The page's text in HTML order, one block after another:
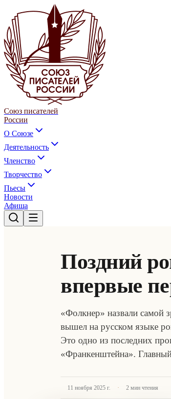
Союз писателей
России
О Союзе
Деятельность
Членство
Творчество
Пьесы
Новости
Афиша
Поздний
впервые
«Фолкнер» назвали самой
вышел на русском языке
Это одно из последних
«Франкенштейна».
11 ноября 2025 г. · 2 мин чтения